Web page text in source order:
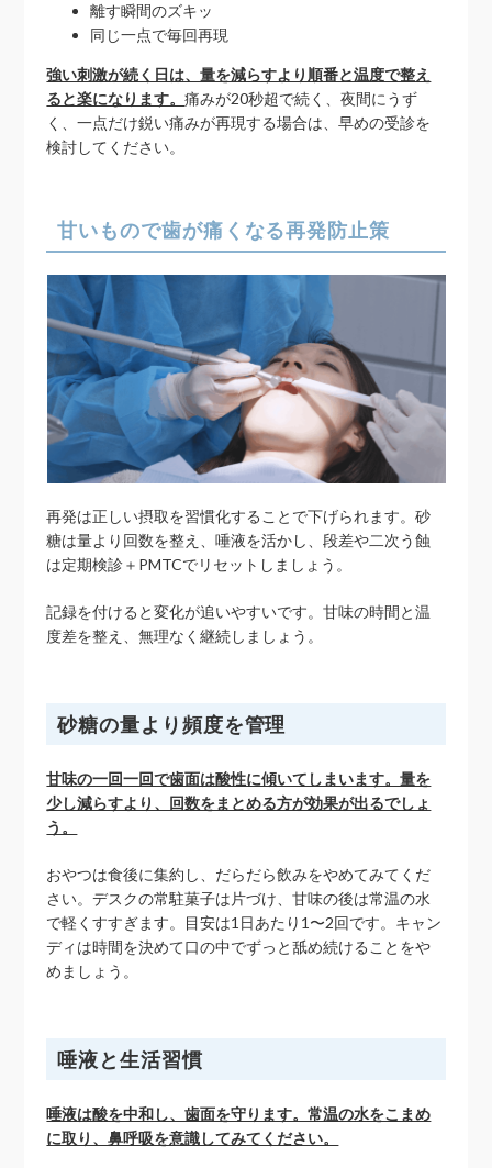
離す瞬間のズキッ
同じ一点で毎回再現
強い刺激が続く日は、量を減らすより順番と温度で整え
ると楽になります。痛みが20秒超で続く、夜間にうず
く、一点だけ鋭い痛みが再現する場合は、早めの受診を
検討してください。
甘いもので歯が痛くなる再発防止策
再発は正しい摂取を習慣化することで下げられます。砂
糖は量より回数を整え、唾液を活かし、段差や二次う蝕
は定期検診＋PMTCでリセットしましょう。
記録を付けると変化が追いやすいです。甘味の時間と温
度差を整え、無理なく継続しましょう。
砂糖の量より頻度を管理
甘味の一回一回で歯面は酸性に傾いてしまいます。量を
少し減らすより、回数をまとめる方が効果が出るでしょ
う。
おやつは食後に集約し、だらだら飲みをやめてみてくだ
さい。デスクの常駐菓子は片づけ、甘味の後は常温の水
で軽くすすぎます。目安は1日あたり1〜2回です。キャン
ディは時間を決めて口の中でずっと舐め続けることをや
めましょう。
唾液と生活習慣
唾液は酸を中和し、歯面を守ります。常温の水をこまめ
に取り、鼻呼吸を意識してみてください。